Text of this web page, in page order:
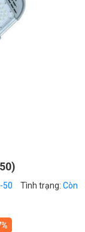
50 Tình trạng: Còn